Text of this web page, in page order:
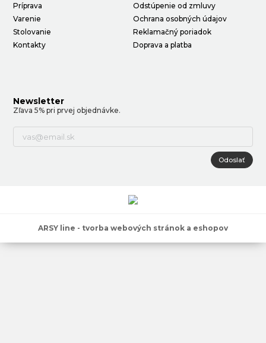
Príprava
Varenie
Stolovanie
Kontakty
Odstúpenie od zmluvy
Ochrana osobných údajov
Reklamačný poriadok
Doprava a platba
Newsletter
Zľava 5% pri prvej objednávke.
Odoslať
ARSY line - tvorba webových stránok a eshopov